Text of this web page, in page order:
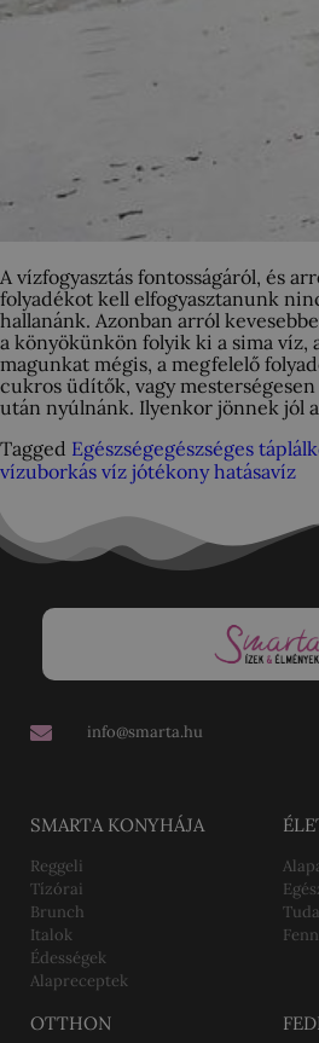
A vízfogyasztás fontosságáról, és
folyadékot kell elfogyasztanunk
hallanánk. Azonban arról
a könyökünkön folyik ki a sima víz,
magunkat mégis, a megfelelő
cukros üdítők, vagy
után nyúlnánk. Ilyenkor jönnek jól
Tagged Egészségegészséges
vízuborkás víz jótékony hatásavíz
info@smarta.hu
SMARTA KONYHÁJA
Reggeli
Tízórai
Brunch
Italok
Édességek
Alapreceptek
OTTHON